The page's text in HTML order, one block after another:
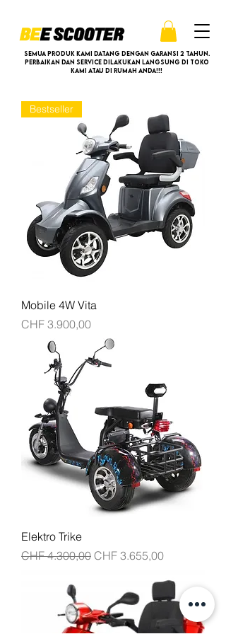
Semua produk kami datang dengan garansi 2 tahun.
Perbaikan dan service dilakukan langsung di toko
kami atau di rumah anda!!!
Bestseller
Mobile 4W Vita
Harga
CHF 3.900,00
Elektro Trike
Harga Reguler
CHF 4.300,00 Harga Promosi
CHF 3.655,00